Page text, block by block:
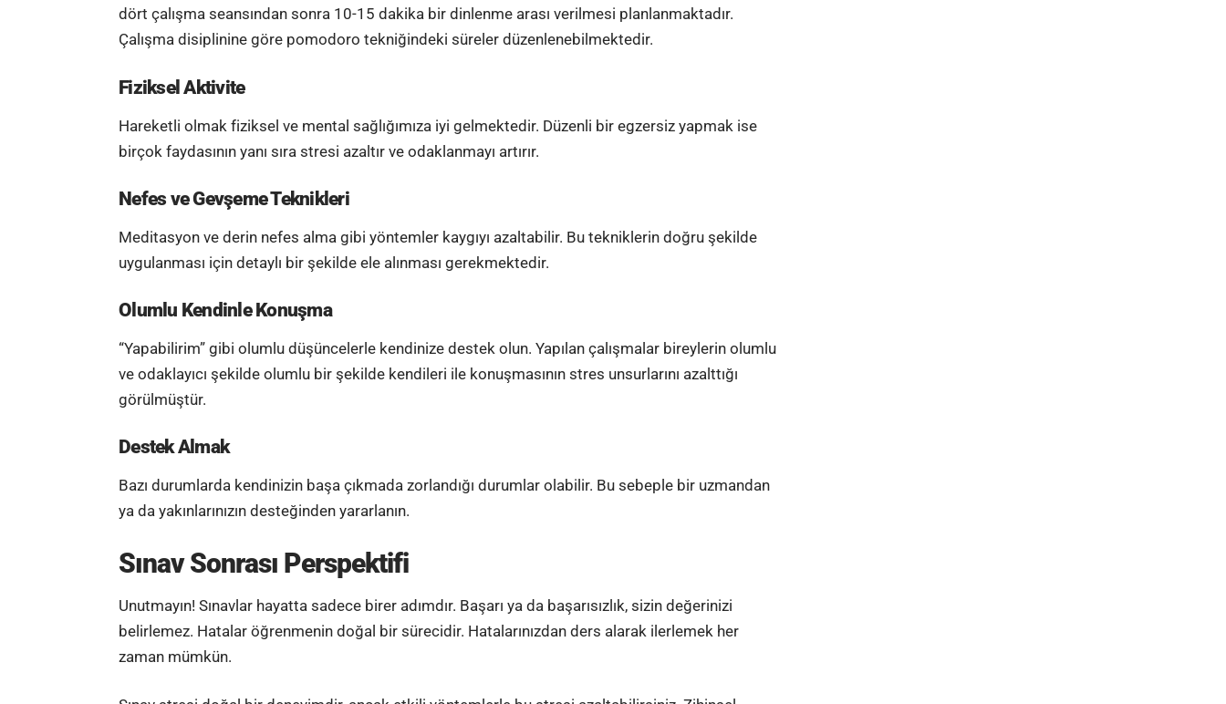
dört çalışma seansından sonra 10-15 dakika bir dinlenme arası verilmesi planlanmaktadır.
Çalışma disiplinine göre pomodoro tekniğindeki süreler düzenlenebilmektedir.
Fiziksel Aktivite
Hareketli olmak fiziksel ve mental sağlığımıza iyi gelmektedir. Düzenli bir egzersiz yapmak ise
birçok faydasının yanı sıra stresi azaltır ve odaklanmayı artırır.
Nefes ve Gevşeme Teknikleri
Meditasyon ve derin nefes alma gibi yöntemler kaygıyı azaltabilir. Bu tekniklerin doğru şekilde
uygulanması için detaylı bir şekilde ele alınması gerekmektedir.
Olumlu Kendinle Konuşma
“Yapabilirim” gibi olumlu düşüncelerle kendinize destek olun. Yapılan çalışmalar bireylerin olumlu
ve odaklayıcı şekilde olumlu bir şekilde kendileri ile konuşmasının stres unsurlarını azalttığı
görülmüştür.
Destek Almak
Bazı durumlarda kendinizin başa çıkmada zorlandığı durumlar olabilir. Bu sebeple bir uzmandan
ya da yakınlarınızın desteğinden yararlanın.
Sınav Sonrası Perspektifi
Unutmayın! Sınavlar hayatta sadece birer adımdır. Başarı ya da başarısızlık, sizin değerinizi
belirlemez. Hatalar öğrenmenin doğal bir sürecidir. Hatalarınızdan ders alarak ilerlemek her
zaman mümkün.